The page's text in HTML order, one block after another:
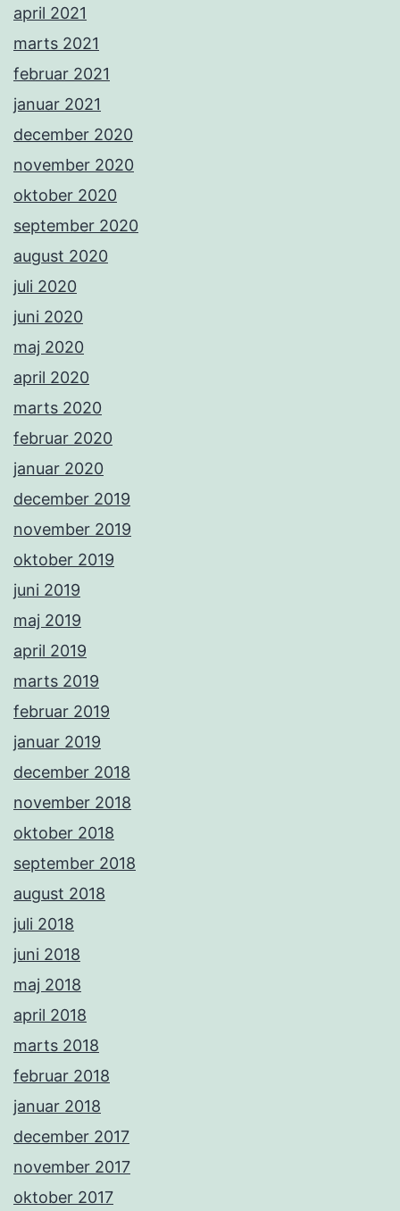
april 2021
marts 2021
februar 2021
januar 2021
december 2020
november 2020
oktober 2020
september 2020
august 2020
juli 2020
juni 2020
maj 2020
april 2020
marts 2020
februar 2020
januar 2020
december 2019
november 2019
oktober 2019
juni 2019
maj 2019
april 2019
marts 2019
februar 2019
januar 2019
december 2018
november 2018
oktober 2018
september 2018
august 2018
juli 2018
juni 2018
maj 2018
april 2018
marts 2018
februar 2018
januar 2018
december 2017
november 2017
oktober 2017